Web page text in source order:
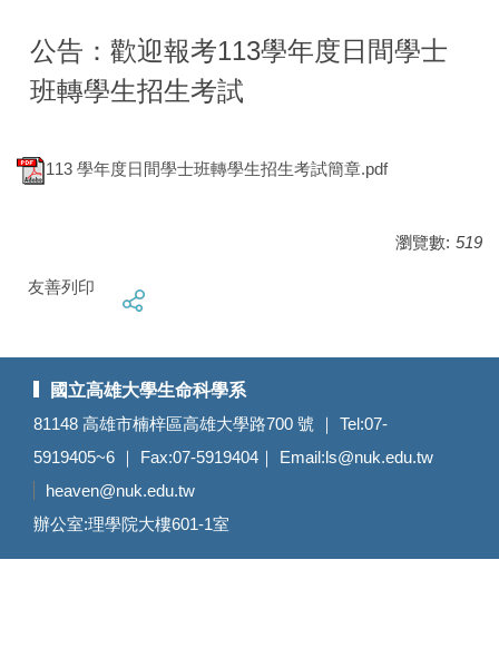
公告：歡迎報考113學年度日間學士
班轉學生招生考試
113 學年度日間學士班轉學生招生考試簡章.pdf
瀏覽數: 519
友善列印
國立高雄大學生命科學系
81148 高雄市楠梓區高雄大學路700 號 ｜ Tel:07-
5919405~6 ｜ Fax:07-5919404｜ Email:ls@nuk.edu.tw
heaven@nuk.edu.tw
辦公室:理學院大樓601-1室